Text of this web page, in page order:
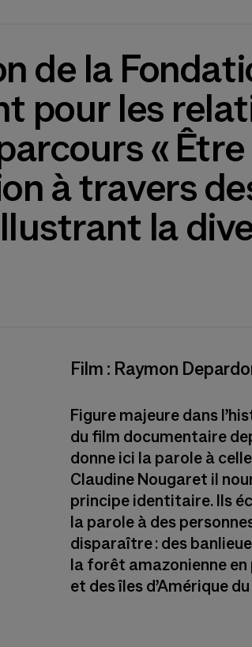
de la
pour les
«
à travers
la
Film : Raymon
Figure majeure dans
du film documentaire
donne ici la parole à
Claudine Nougaret il
principe identitaire. Ils
la parole à des
disparaître : des
la forêt amazonienne
et des îles d’Amérique du